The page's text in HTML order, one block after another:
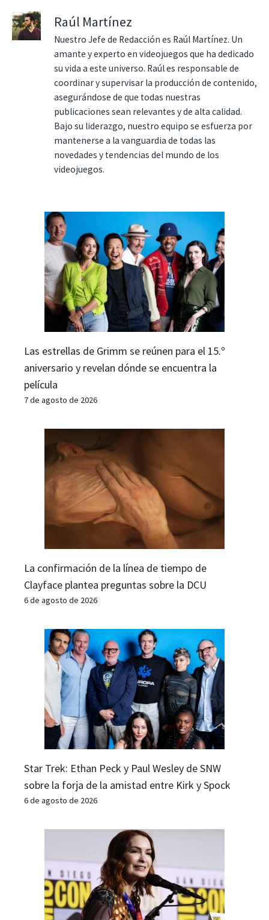
Raúl Martínez
Nuestro Jefe de Redacción es Raúl Martínez. Un
amante y experto en videojuegos que ha dedicado
su vida a este universo. Raúl es responsable de
coordinar y supervisar la producción de contenido,
asegurándose de que todas nuestras
publicaciones sean relevantes y de alta calidad.
Bajo su liderazgo, nuestro equipo se esfuerza por
mantenerse a la vanguardia de todas las
novedades y tendencias del mundo de los
videojuegos.
Las estrellas de Grimm se reúnen para el 15.º
aniversario y revelan dónde se encuentra la
película
7 de agosto de 2026
La confirmación de la línea de tiempo de
Clayface plantea preguntas sobre la DCU
6 de agosto de 2026
Star Trek: Ethan Peck y Paul Wesley de SNW
sobre la forja de la amistad entre Kirk y Spock
6 de agosto de 2026